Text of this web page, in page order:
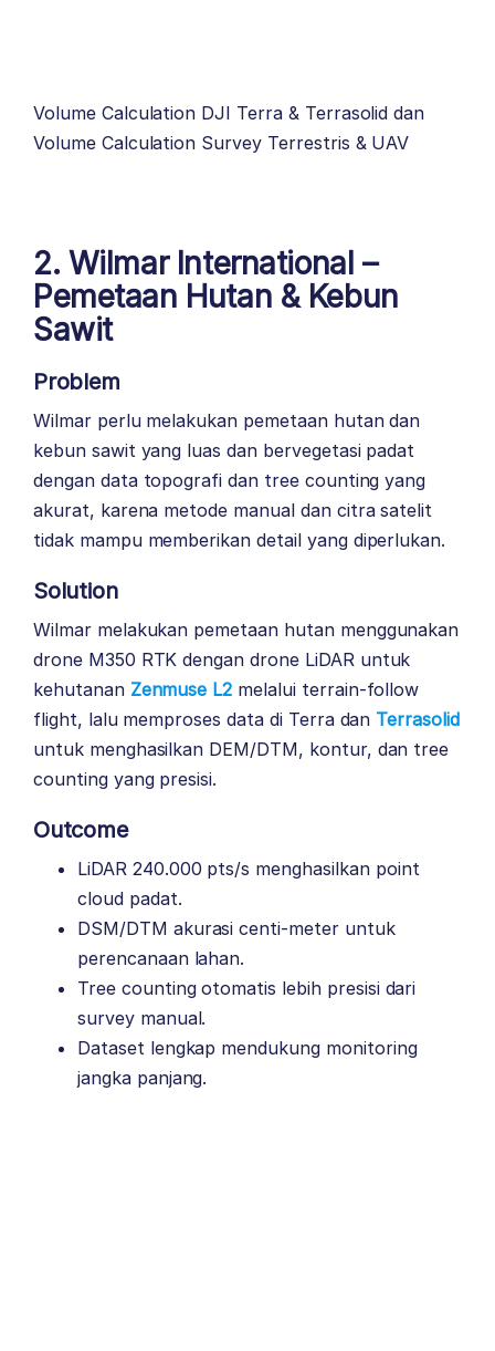
Volume Calculation DJI Terra & Terrasolid dan
Volume Calculation Survey Terrestris & UAV
2. Wilmar International –
Pemetaan Hutan & Kebun
Sawit
Problem
Wilmar perlu melakukan pemetaan hutan dan
kebun sawit yang luas dan bervegetasi padat
dengan data topografi dan tree counting yang
akurat, karena metode manual dan citra satelit
tidak mampu memberikan detail yang diperlukan.
Solution
Wilmar melakukan pemetaan hutan menggunakan
drone M350 RTK dengan drone LiDAR untuk
kehutanan Zenmuse L2 melalui terrain-follow
flight, lalu memproses data di Terra dan Terrasolid
untuk menghasilkan DEM/DTM, kontur, dan tree
counting yang presisi.
Outcome
LiDAR 240.000 pts/s menghasilkan point
cloud padat.
DSM/DTM akurasi centi-meter untuk
perencanaan lahan.
Tree counting otomatis lebih presisi dari
survey manual.
Dataset lengkap mendukung monitoring
jangka panjang.